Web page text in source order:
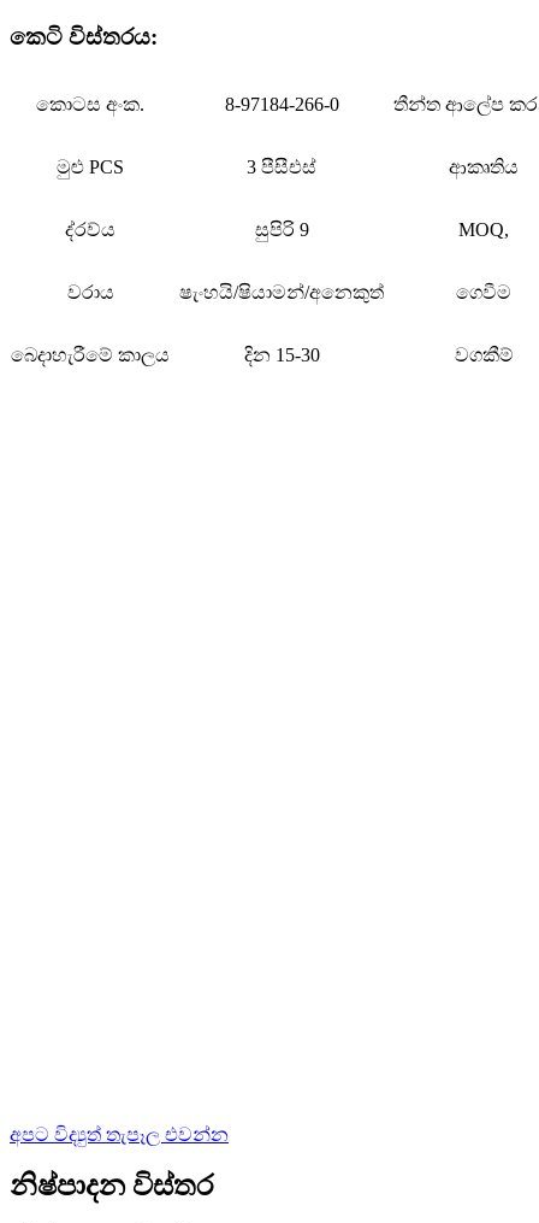
කෙටි විස්තරය:
කොටස අංක. 8-97184-266-0 තීන්ත ආලේප
මුළු PCS 3 පීසීඑස් ආකෘතිය
ද්රව්ය සුපිරි 9 MOQ,
වරාය ෂැංහයි/ෂියාමන්/අනෙකුත් ගෙවීම
බෙදාහැරීමේ කාලය දින 15-30 වගකීම්
අපට විද්‍යුත් තැපෑල එවන්න
නිෂ්පාදන විස්තර